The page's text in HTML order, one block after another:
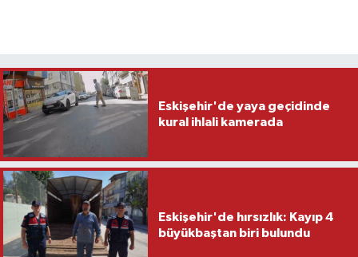
Eskişehir'de yaya geçidinde
kural ihlali kamerada
Eskişehir'de hırsızlık: Kayıp 4
büyükbaştan biri bulundu